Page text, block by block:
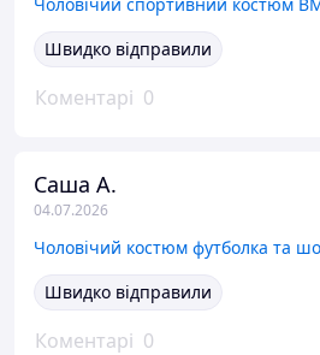
Швидко відправили
Коментарі 0
Саша А.
04.07.2026
Швидко відправили
Коментарі 0